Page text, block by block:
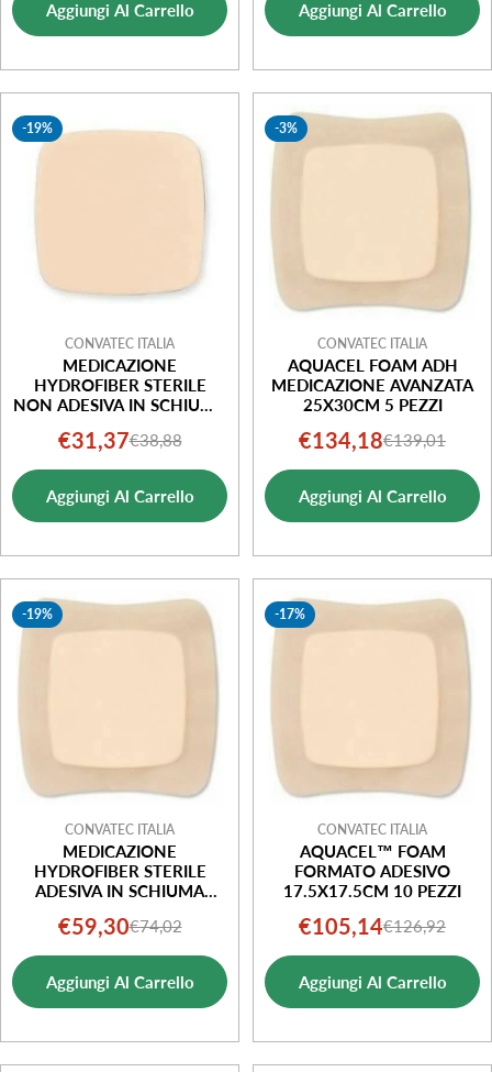
vendita
Aggiungi Al Carrello
vendita
Aggiungi Al Carrello
-19%
CONVATEC ITALIA
MEDICAZIONE
HYDROFIBER STERILE
NON ADESIVA IN SCHIUMA
Prezzo
di
vendita
€31,37Prezzo
normale
€38,88
Aggiungi Al Carrello
-3%
CONVATEC ITALIA
AQUACEL FOAM ADH
MEDICAZIONE AVANZATA
25X30CM 5 PEZZI
Prezzo
di
vendita
€134,18Prezzo
normale
€139,01
Aggiungi Al Carrello
-19%
CONVATEC ITALIA
MEDICAZIONE
HYDROFIBER STERILE
ADESIVA IN SCHIUMA
PEZZIPrezzo
di
vendita
€59,30Prezzo
normale
€74,02
Aggiungi Al Carrello
-17%
CONVATEC ITALIA
AQUACEL™ FOAM
FORMATO ADESIVO
17.5X17.5CM 10 PEZZI
Prezzo
di
vendita
€105,14Prezzo
normale
€126,92
Aggiungi Al Carrello